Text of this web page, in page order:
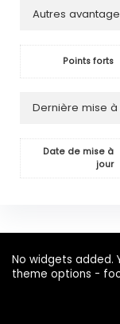
Autres
Points forts
Dernière mise à
Date de mise à
jour
No widgets added.
theme options -